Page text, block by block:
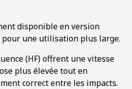
disponible en version
pour une utilisation plus large.
(HF) offrent une vitesse
plus élevée tout en
correct entre les impacts.